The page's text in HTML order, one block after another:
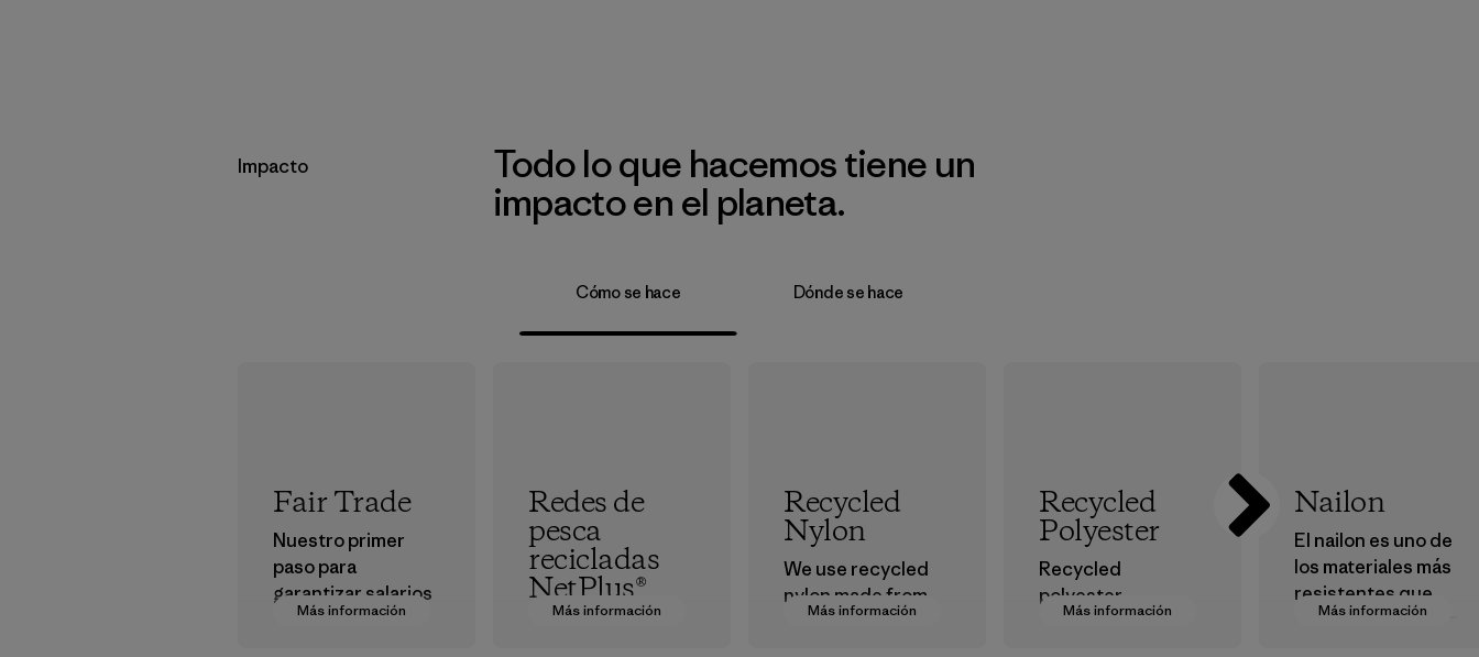
Impacto
Todo lo que hacemos tiene un
impacto en el planeta.
Cómo se hace Dónde se hace
Más información
Fair Trade
Nuestro primer
paso para
garantizar salarios
dignos en nuestra
Más información
Redes de
pesca
recicladas
NetPlus®
Más información
Recycled
Nylon
We use recycled
nylon made from
postindustrial
Más información
Recycled
Polyester
Recycled
polyester
decreases our
Más información
Nailon
El nailon es uno de
los materiales más
resistentes que
usamos en nuestra